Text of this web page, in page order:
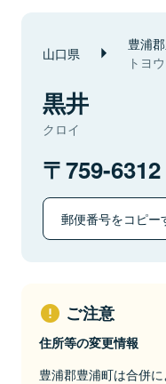
山口県 豊浦
トヨ
黒井
クロイ
759-6312
郵便番号をコピー
ご注意
住所等の変更情報
豊浦郡豊浦町は合併